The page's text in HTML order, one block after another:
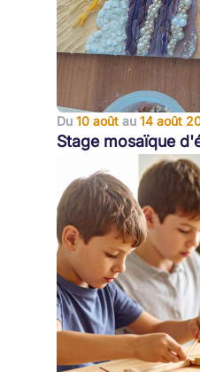
Du 10 août au 14 août
Stage mosaïque